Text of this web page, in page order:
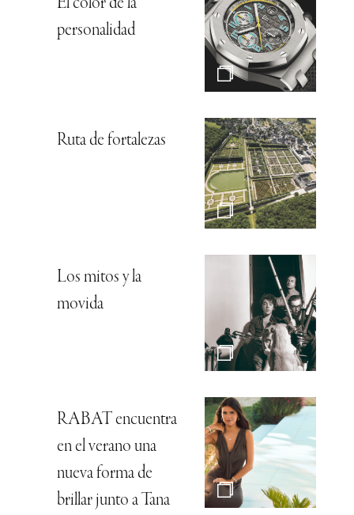
El color de la
personalidad
Ruta de fortalezas
Los mitos y la
movida
RABAT encuentra
en el verano una
nueva forma de
brillar junto a Tana